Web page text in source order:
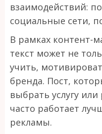
взаимодействий:
социальные сети,
В рамках контент-
текст может не
учить,
бренда. Пост,
выбрать услугу
часто работает
рекламы.